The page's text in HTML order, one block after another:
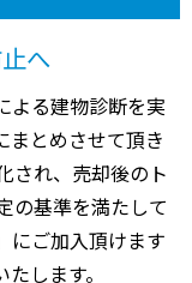
へ
よる建物診断を実
まとめさせて頂き
され、売却後のト
の基準を満たして
にご加入頂けます
します。